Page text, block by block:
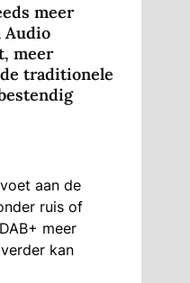
meer
Audio
meer
traditionele
aan de
ruis of
meer
kan